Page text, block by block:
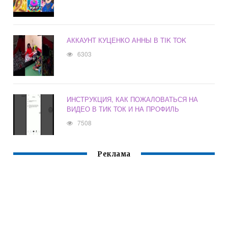
АККАУНТ КУЦЕНКО АННЫ В TIK TOK
6303
ИНСТРУКЦИЯ, КАК ПОЖАЛОВАТЬСЯ НА
ВИДЕО В ТИК ТОК И НА ПРОФИЛЬ
7508
Реклама